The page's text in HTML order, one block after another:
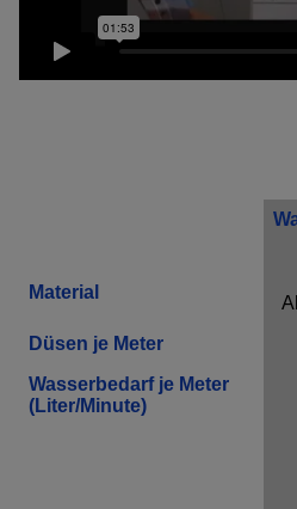
Material
Düsen je Meter
Wasserbedarf je Meter
(Liter/Minute)